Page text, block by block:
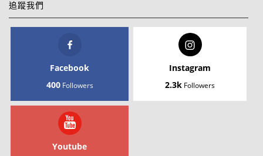
追蹤我們
Facebook
400 Followers
Instagram
2.3k Followers
Youtube